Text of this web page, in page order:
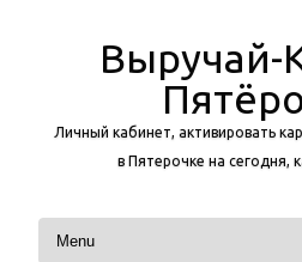
Выручай-
Личный кабинет, активировать
в Пятерочке на сегодня,
Перейти к содержимому